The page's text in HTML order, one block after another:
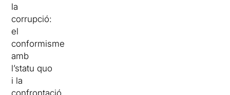
la
corrupció:
el
conformisme
amb
l’statu quo
i la
confrontació